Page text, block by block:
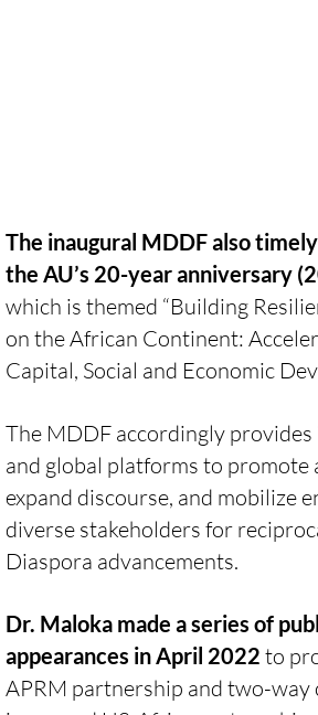
The inaugural MDDF also
the AU’s 20-year anniversary
which is themed “Building
on the African Continent:
Capital, Social and Economic
The MDDF accordingly
and global platforms to promote
expand discourse, and mobilize
diverse stakeholders for
Diaspora advancements.
Dr. Maloka made a series of
appearances in April 2022 to
APRM partnership and two-way